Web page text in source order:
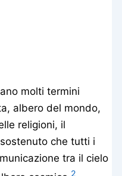
molti termini
albero del mondo,
religioni, il
che tutti i
tra il cielo
2